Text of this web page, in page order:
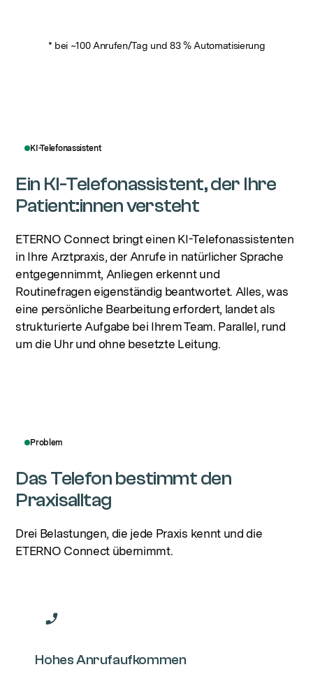
* bei ~100 Anrufen/Tag und 83 % Automatisierung
KI-Telefonassistent
Ein KI-Telefonassistent, der Ihre
Patient:innen versteht
ETERNO Connect bringt einen KI-Telefonassistenten
in Ihre Arztpraxis, der Anrufe in natürlicher Sprache
entgegennimmt, Anliegen erkennt und
Routinefragen eigenständig beantwortet. Alles, was
eine persönliche Bearbeitung erfordert, landet als
strukturierte Aufgabe bei Ihrem Team. Parallel, rund
um die Uhr und ohne besetzte Leitung.
Problem
Das Telefon bestimmt den
Praxisalltag
Drei Belastungen, die jede Praxis kennt und die
ETERNO Connect übernimmt.
Hohes Anrufaufkommen